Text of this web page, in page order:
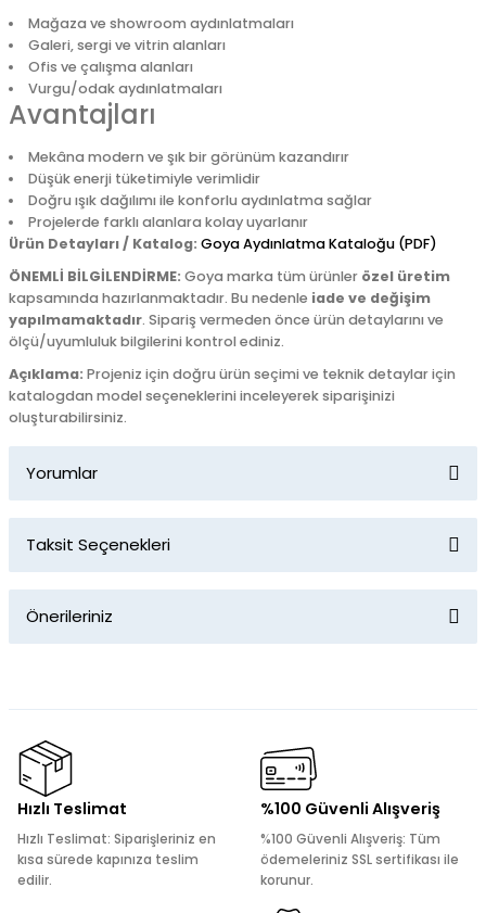
Mağaza ve showroom aydınlatmaları
Galeri, sergi ve vitrin alanları
Ofis ve çalışma alanları
Vurgu/odak aydınlatmaları
Avantajları
Mekâna modern ve şık bir görünüm kazandırır
Düşük enerji tüketimiyle verimlidir
Doğru ışık dağılımı ile konforlu aydınlatma sağlar
Projelerde farklı alanlara kolay uyarlanır
Ürün Detayları / Katalog: Goya Aydınlatma Kataloğu (PDF)
ÖNEMLİ BİLGİLENDİRME: Goya marka tüm ürünler özel üretim
kapsamında hazırlanmaktadır. Bu nedenle iade ve değişim
yapılmamaktadır. Sipariş vermeden önce ürün detaylarını ve
ölçü/uyumluluk bilgilerini kontrol ediniz.
Açıklama: Projeniz için doğru ürün seçimi ve teknik detaylar için
katalogdan model seçeneklerini inceleyerek siparişinizi
oluşturabilirsiniz.
Yorumlar
Taksit Seçenekleri
Önerileriniz
kullanarak tarafımıza iletebilirsiniz.
Görüş ve önerileriniz için teşekkür ederiz.
Ürün resmi kalitesiz, bozuk veya görüntülenemiyor.
Ürün bilgilerinde hatalar bulunuyor.
Ürün fiyatı diğer sitelerden daha pahalı.
Hızlı Teslimat
Hızlı Teslimat: Siparişleriniz en
kısa sürede kapınıza teslim
edilir.
%100 Güvenli Alışveriş
%100 Güvenli Alışveriş: Tüm
ödemeleriniz SSL sertifikası ile
korunur.